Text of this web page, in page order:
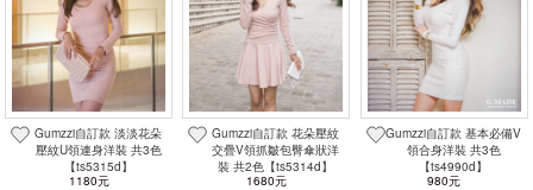
Gumzzi自訂款 淡淡花朵
壓紋U領連身洋裝 共3色
【ts5315d】
1180元
Gumzzi自訂款 花朵壓紋
交疊V領抓皺包臀傘狀洋
裝 共2色【ts5314d】
1680元
Gumzzi自訂款 基本必備V
領合身洋裝 共3色
【ts4990d】
980元